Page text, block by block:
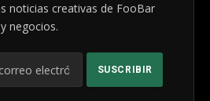
noticias creativas de FooBar
negocios.